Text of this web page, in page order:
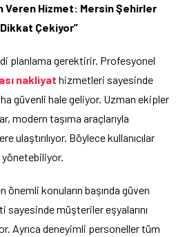
Veren Hizmet: Mersin Şehirler
Çekiyor”
planlama gerektirir. Profesyonel
nakliyat hizmetleri sayesinde
güvenli hale geliyor. Uzman ekipler
modern taşıma araçlarıyla
ulaştırılıyor. Böylece kullanıcılar
önemli konuların başında güven
sayesinde müşteriler eşyalarını
Ayrıca deneyimli personeller tüm